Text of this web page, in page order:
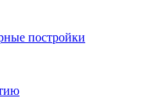
постройки